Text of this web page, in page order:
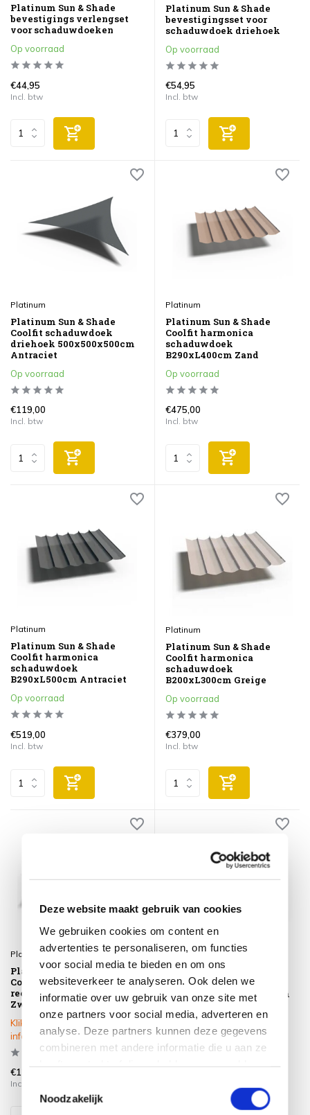
Deze website maakt gebruik van cookies
We gebruiken cookies om content en
advertenties te personaliseren, om functies
voor social media te bieden en om ons
websiteverkeer te analyseren. Ook delen we
informatie over uw gebruik van onze site met
onze partners voor social media, adverteren en
analyse. Deze partners kunnen deze gegevens
combineren met andere informatie die u aan ze
Noodzakelijk
Platinum Sun & Shade
bevestigings verlengset
voor schaduwdoeken
Op voorraad
€44,95
Incl. btw
Platinum Sun & Shade
bevestigingsset voor
schaduwdoek driehoek
Op voorraad
€54,95
Incl. btw
Platinum
Platinum Sun & Shade
Coolfit schaduwdoek
driehoek 500x500x500cm
Antraciet
Op voorraad
€119,00
Incl. btw
Platinum
Platinum Sun & Shade
Coolfit harmonica
schaduwdoek
B290xL400cm Zand
Op voorraad
€475,00
Incl. btw
Platinum
Platinum Sun & Shade
Coolfit harmonica
schaduwdoek
B290xL500cm Antraciet
Op voorraad
€519,00
Incl. btw
Platinum
Platinum Sun & Shade
Coolfit harmonica
schaduwdoek
B200xL300cm Greige
Op voorraad
€379,00
Incl. btw
Platinum
Platinum Sun & Shade
Coolfit schaduwdoek
rechthoek 400x300cm
Zwart
Klik op het product voor meer
informatie
€129,00
Incl. btw
Platinum
Platinum Sun & Shade
Dreamsail schaduwdoek
driehoek 400x400x400cm
Ecru